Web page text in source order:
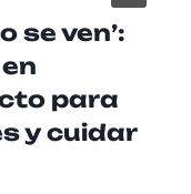
se ven’:
para
y cuidar